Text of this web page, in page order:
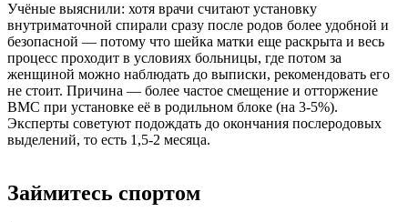
Учёные выяснили: хотя врачи считают установку
внутриматочной спирали сразу после родов более удобной и
безопасной — потому что шейка матки еще раскрыта и весь
процесс проходит в условиях больницы, где потом за
женщиной можно наблюдать до выписки, рекомендовать его
не стоит. Причина — более частое смещение и отторжение
ВМС при установке её в родильном блоке (на 3-5%).
Эксперты советуют подождать до окончания послеродовых
выделений, то есть 1,5-2 месяца.
Займитесь спортом